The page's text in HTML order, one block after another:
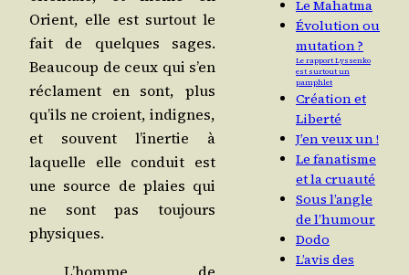
Orient, elle est sur­tout le
fait de quelques sages.
Beau­coup de ceux qui s’en
réclament en sont, plus
qu’ils ne croient, indignes,
et sou­vent l’inertie à
laquelle elle conduit est
une source de plaies qui
ne sont pas tou­jours
physiques.
Le Mahatma
Évolution ou
mutation ?
Le rapport Lyssenko
est surtout un
pamphlet
Création et
Liberté
J’en veux un !
Le fanatisme
et la cruauté
Sous l’angle
de l’humour
Dodo
L’avis des